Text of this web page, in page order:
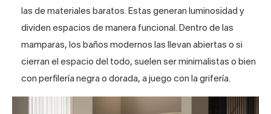
las de materiales baratos. Estas generan luminosidad y
dividen espacios de manera funcional. Dentro de las
mamparas, los baños modernos las llevan abiertas o si
cierran el espacio del todo, suelen ser minimalistas o bien
con perfilería negra o dorada, a juego con la grifería.